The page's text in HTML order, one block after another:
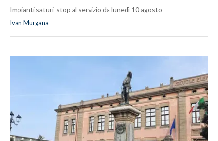
Impianti saturi, stop al servizio da lunedì 10 agosto
Ivan Murgana